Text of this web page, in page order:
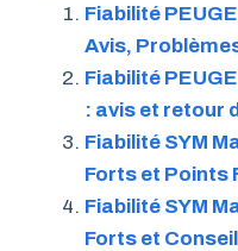
Fiabilité
Avis,
Fiabilité
: avis et retour
Fiabilité SYM
Forts et Points
Fiabilité SYM
Forts et